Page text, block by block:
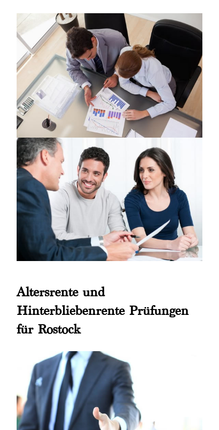
Altersrente und
Hinterbliebenrente Prüfungen
für Rostock